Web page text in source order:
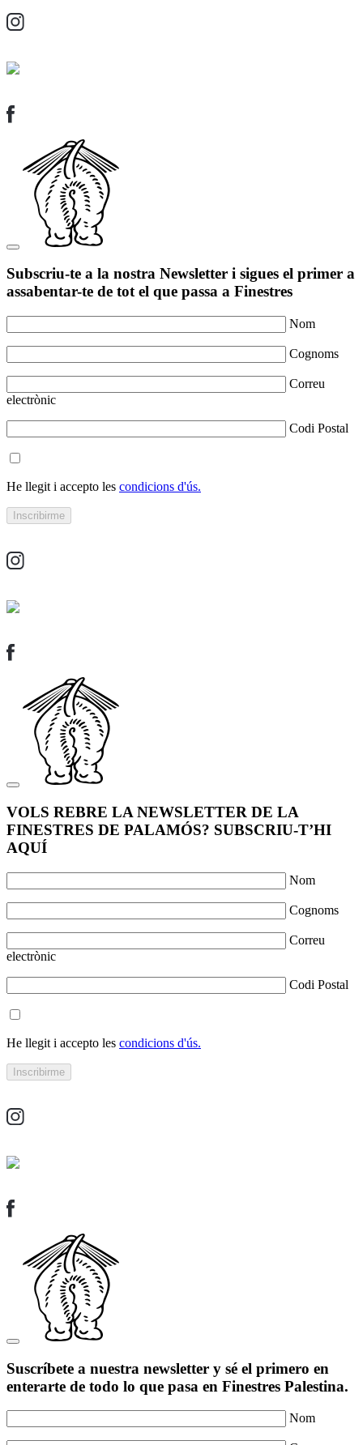
Subscriu-te a la nostra Newsletter i sigues el primer a
assabentar-te de tot el que passa a Finestres
Nom
Cognoms
Correu
electrònic
Codi Postal
He llegit i accepto les condicions d'ús.
VOLS REBRE LA NEWSLETTER DE LA
FINESTRES DE PALAMÓS? SUBSCRIU-T’HI
AQUÍ
Nom
Cognoms
Correu
electrònic
Codi Postal
He llegit i accepto les condicions d'ús.
Suscríbete a nuestra newsletter y sé el primero en
enterarte de todo lo que pasa en Finestres Palestina.
Nom